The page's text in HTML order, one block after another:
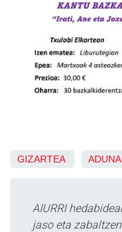
GIZARTEA ADUNA
AIURRI
jaso eta